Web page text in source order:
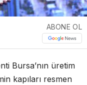
ABONE OL
Bursa’nın üretim
kapıları resmen